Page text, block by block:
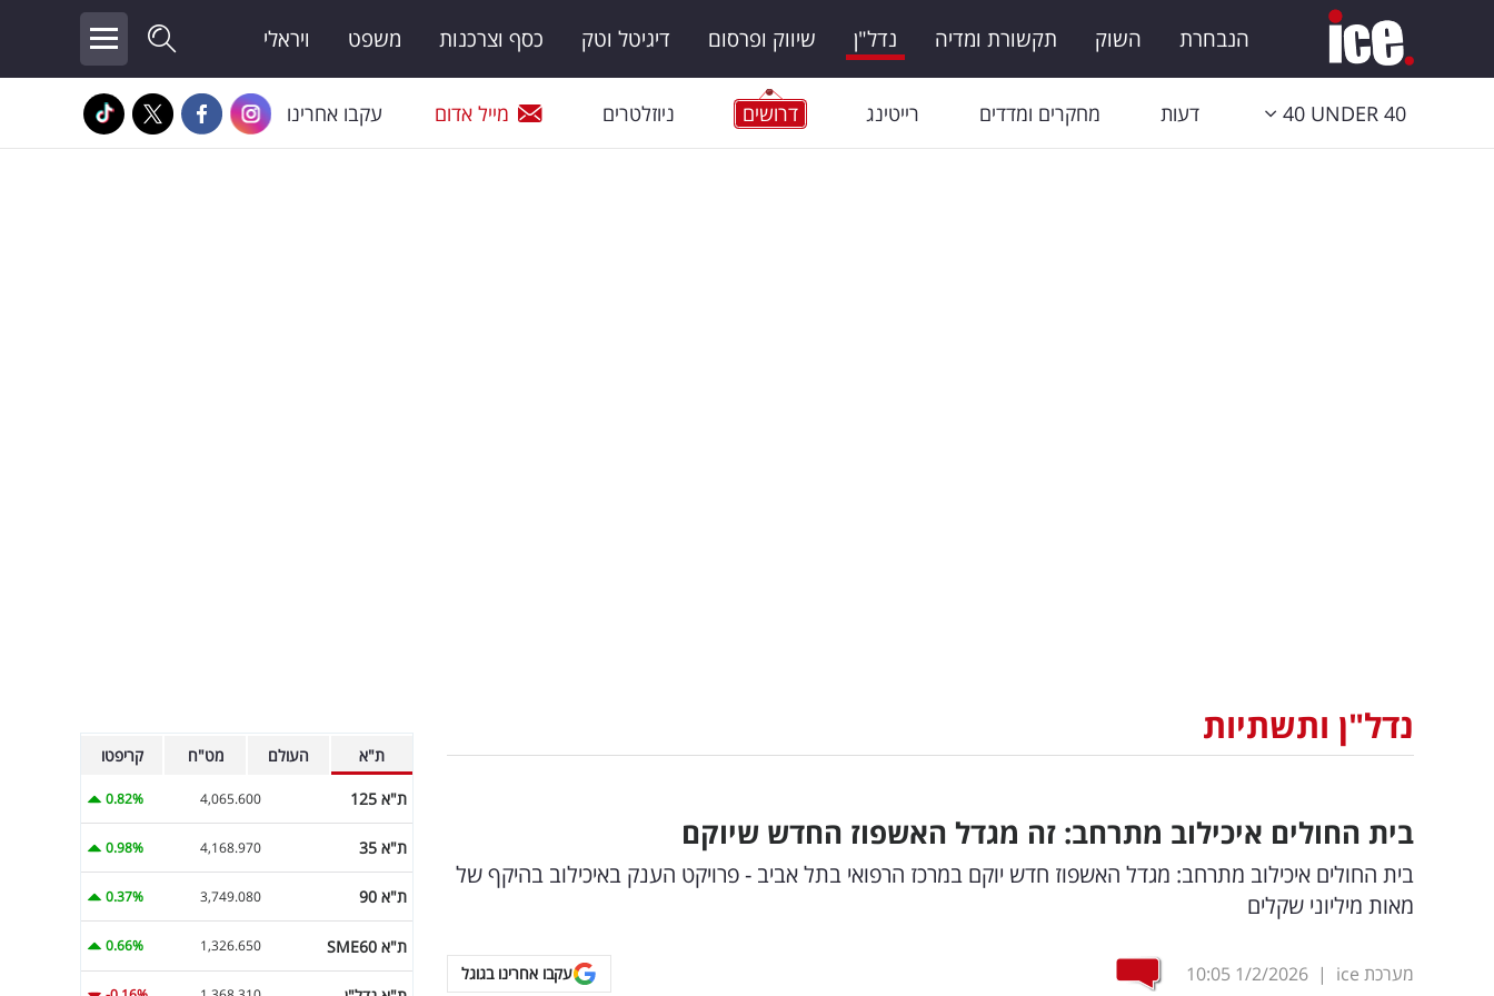
הנבחרת השוק תקשורת ומדיה נדל"ן שיווק ופרסום דיגיטל וטק כסף וצרכנות משפט ויראלי
40 UNDER 40 דעות מחקרים ומדדים רייטינג דרושים ניוזלטרים מייל אדום עקבו אחרינו
נדל"ן ותשתיות
בית החולים איכילוב מתרחב: זה מגדל האשפוז החדש שיוקם
בית החולים איכילוב מתרחב: מגדל האשפוז חדש יוקם במרכז הרפואי בתל אביב - פרויקט הענק באיכילוב בהיקף של
מאות מיליוני שקלים
מערכת ice |
1/2/2026
10:05 עקבו אחרינו בגוגל
ת"א העולם מט"ח קריפטו
ת"א 125 4,065.600
0.82%
ת"א 35 4,168.970
0.98%
ת"א 90 3,749.080
0.37%
ת"א SME60 1,326.650
0.66%